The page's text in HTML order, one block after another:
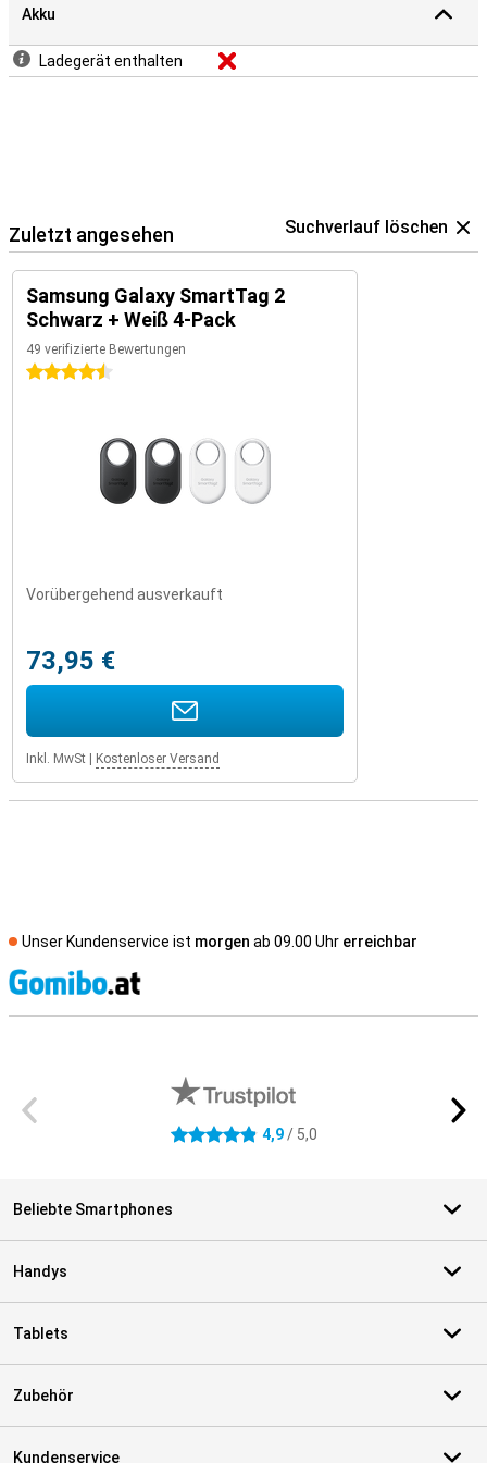
Akku
Ladegerät enthalten
Zuletzt angesehen Suchverlauf löschen
Samsung Galaxy SmartTag 2
Schwarz + Weiß 4-Pack
49 verifizierte Bewertungen
4.5 Sterne
Vorübergehend ausverkauft
73,95 €
Inkl. MwSt Kostenloser Versand
Unser Kundenservice ist morgen ab 09.00 Uhr erreichbar
4.9 Sterne 4,9/ 5,0
Beliebte Smartphones
Handys
Tablets
Zubehör
Kundenservice